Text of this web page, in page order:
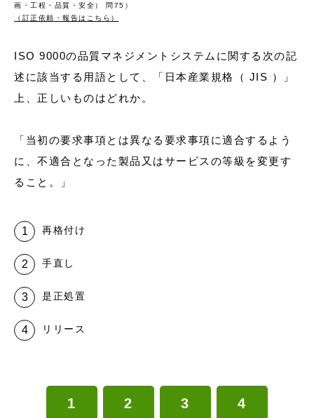
画・工程・品質・安全） 問75）
（訂正依頼・報告はこちら）
ISO 9000の品質マネジメントシステムに関する次の記
述に該当する用語として、「日本産業規格（ JIS ）」
上、正しいものはどれか。
「当初の要求事項とは異なる要求事項に適合するよう
に、不適合となった製品又はサービスの等級を変更す
ること。」
再格付け
手直し
是正処置
リリース
1 2 3 4